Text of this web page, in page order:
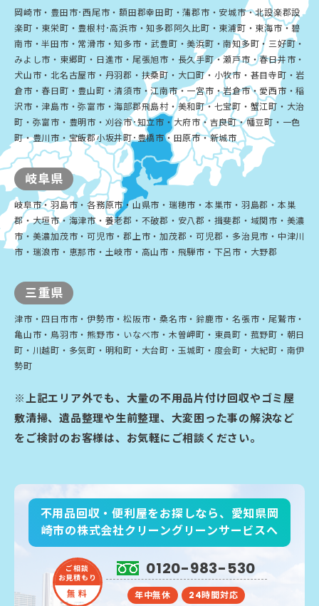
岡崎市・豊田市･西尾市・額田郡幸田町・蒲郡市・安城市・北設楽郡設
楽町・東栄町・豊根村･高浜市・知多郡阿久比町・東浦町・東海市・碧
南市・半田市・常滑市・知多市・武豊町・美浜町・南知多町・三好町・
みよし市・東郷町・日進市・尾張旭市・長久手町・瀬戸市・春日井市・
犬山市・北名古屋市・丹羽郡・扶桑町・大口町・小牧市・甚目寺町・岩
倉市・春日町・豊山町・清須市・江南市・一宮市・岩倉市・愛西市・稲
沢市・津島市・弥富市・海部郡飛島村・美和町・七宝町・蟹江町・大治
町・弥富市・豊明市・刈谷市･知立市・大府市・吉良町・幡豆町・一色
町・豊川市・宝飯郡小坂井町･豊橋市・田原市・新城市
岐阜県
岐阜市・羽島市・各務原市・山県市・瑞穂市・本巣市・羽島郡・本巣
郡・大垣市・海津市・養老郡・不破郡・安八郡・揖斐郡・域関市・美濃
市・美濃加茂市・可児市・郡上市・加茂郡・可児郡・多治見市・中津川
市・瑞浪市・恵那市・土岐市・高山市・飛騨市・下呂市・大野郡
三重県
津市・四日市市・伊勢市・松阪市・桑名市・鈴鹿市・名張市・尾鷲市・
亀山市・鳥羽市・熊野市・いなべ市・木曽岬町・東員町・菰野町・朝日
町・川越町・多気町・明和町・大台町・玉城町・度会町・大紀町・南伊
勢町
※上記エリア外でも、大量の不用品片付け回収やゴミ屋
敷清掃、遺品整理や生前整理、大変困った事の解決など
をご検討のお客様は、お気軽にご相談ください。
不用品回収・便利屋をお探しなら、愛知県岡
崎市の株式会社クリーングリーンサービスへ
ご相談
お見積もり
無 料
0120-983-530
年中無休 24時間対応